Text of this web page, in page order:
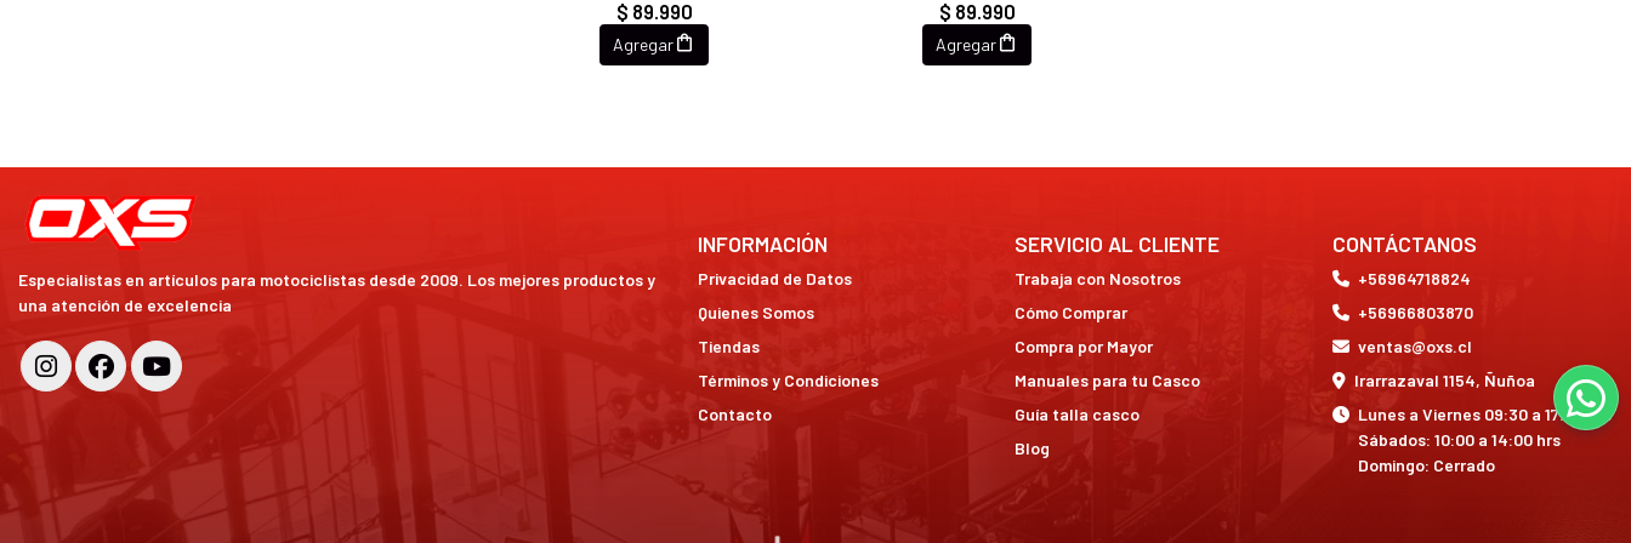
$ 89.990
Agregar
$ 89.990
Agregar
Especialistas en artículos para motociclistas desde 2009. Los mejores productos y
una atención de excelencia
INFORMACIÓN
Privacidad de Datos
Quienes Somos
Tiendas
Términos y Condiciones
Contacto
SERVICIO AL CLIENTE
Trabaja con Nosotros
Cómo Comprar
Compra por Mayor
Manuales para tu Casco
Guía talla casco
Blog
CONTÁCTANOS
+56964718824
+56966803870
ventas@oxs.cl
Irarrazaval 1154, Ñuñoa
Lunes a Viernes 09:30 a 17:30 hrs
Sábados: 10:00 a 14:00 hrs
Domingo: Cerrado